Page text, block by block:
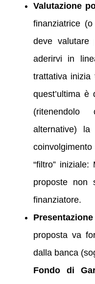
Valutazione
finanziatrice
deve valutare
aderirvi in
trattativa
quest’ultima
(ritenendolo
alternative)
“filtro”
proposte non
finanziatore.
proposta va
dalla banca
Fondo di